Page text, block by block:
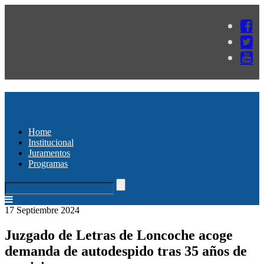
Home
Institucional
Juramentos
Programas
17 Septiembre 2024
Juzgado de Letras de Loncoche acoge
demanda de autodespido tras 35 años de